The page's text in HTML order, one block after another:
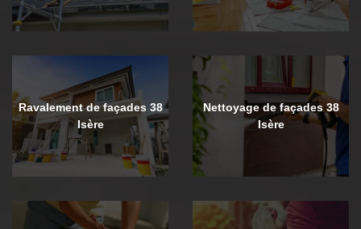
Ravalement de façades 38
Isère
Nettoyage de façades 38
Isère